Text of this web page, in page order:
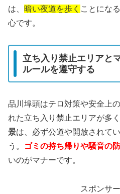
は、 暗い夜道を歩く ことにな
心です。
立ち入り禁止エリアと
ルールを遵守する
品川埠頭はテロ対策や安全上
れた立ち入り禁止エリアが多く
景は、必ず公道や開放されて
う。
ゴミの持ち帰りや騒音の
いのがマナーです。
スポンサ